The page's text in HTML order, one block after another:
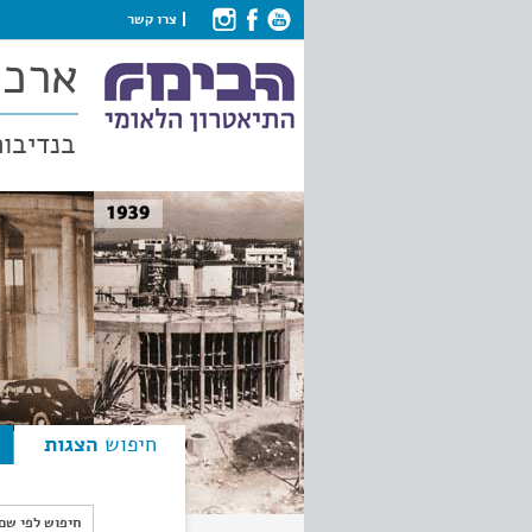
צרו קשר
חיפוש הצגות
חיפוש לפי